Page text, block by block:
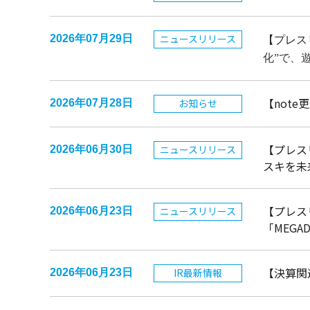
2026年07月29日 ニュースリリース
【プレ
化”で、
2026年07月28日 お知らせ 【note
2026年06月30日 ニュースリリース
【プレ
スキを
2026年06月23日 ニュースリリース
【プレ
「
2026年06月23日 IR最新情報 【決算